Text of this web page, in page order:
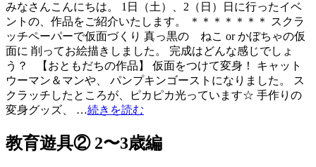
みなさんこんにちは。 1日（土）、2（日）日に行ったイベ
ントの、作品をご紹介いたします。 ＊＊＊＊＊＊＊ スクラ
ッチペーパーで仮面づくり 真っ黒の ねこ or かぼちゃの仮
面に 削ってお絵描きしました。 完成はどんな感じでしょ
う？ 【おともだちの作品】 仮面をつけて変身！ キャット
ウーマン＆マンや、 パンプキンゴーストになりました。 ス
クラッチしたところが、ピカピカ光っています☆ 手作りの
変身グッズ、 …続きを読む
教育遊具② 2〜3歳編